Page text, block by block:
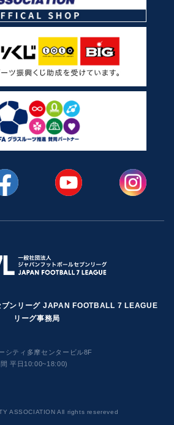
ブンリーグ JAPAN FOOTBALL 7 LEAGUE
リーグ事務局
シティ多摩センタービル8F
平日10:00~18:00)
ASSOCIATION All rights resereved